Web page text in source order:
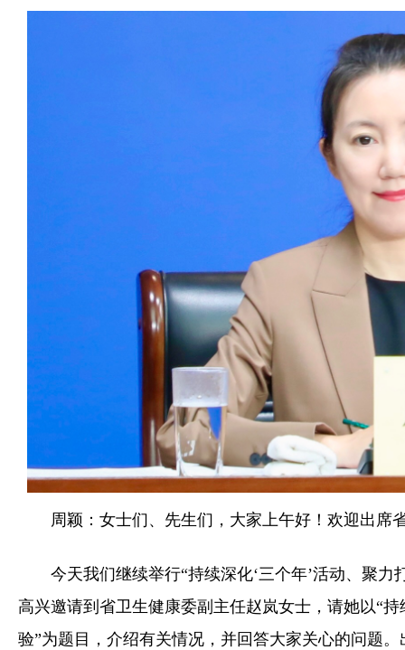
周颖：女士们、先生们，大家上午好！欢迎出席
今天我们继续举行“持续深化‘三个年’活动、聚
高兴邀请到省卫生健康委副主任赵岚女士，请她以“
验”为题目，介绍有关情况，并回答大家关心的问题